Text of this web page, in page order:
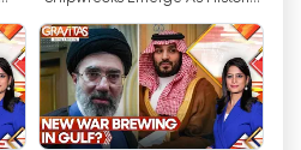
erfrischende
Nachrichten
ermutigt, ihre Welt zu
der mehr bietet als